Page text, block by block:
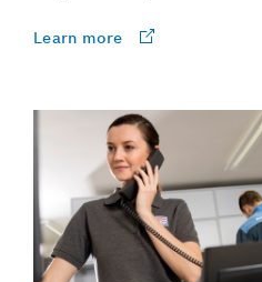
Learn more